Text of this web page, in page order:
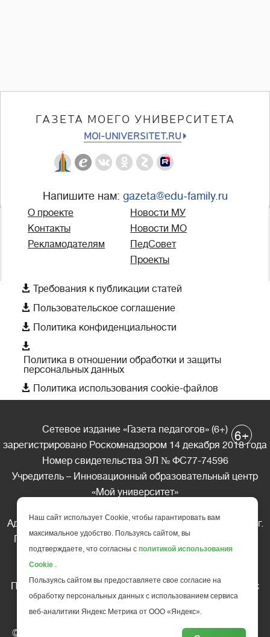
ГАЗЕТА МОЕГО УНИВЕРСИТЕТА
MOI-UNIVERSITET.RU
Напишите нам: gazeta@edu-family.ru
О проекте
Контакты
Рекламодателям
Новости МУ
Новости МО
ПедСовет
Проекты
 Требования к публикации статей
 Пользовательское соглашение
 Политика конфиденциальности

Политика в отношении обработки и защиты
персональных данных
 Политика использования cookie-файлов
Сетевое издание «Газета педагогов» (6+)
зарегистрировано Роскомнадзором 14 декабря 2018 года
Номер свидетельства ЭЛ № ФС77-74596
Учредитель – Инновационный образовательный центр
«Мой университет»
Адрес редакции: 185035 Россия, Республика Карелия, г.
Петрозаводск, ул. Фридриха Энгельса д.10, офис 211
Телефон редакции: +7 (499) 685-10-45
Перепечатка материалов газеты допускается только c
письменного разрешения редакции
Ссылка на «Газету педагогов» обязательна.
© АНО ДПО "Инновационный образовательный центр
6+
Наш сайт использует Cookie, чтобы гарантировать вам
максимальное удобство. Пользуясь сайтом, вы
подтверждаете, что согласны с политикой использования
Cookie .
Пользуясь сайтом вы предоставляете свое согласие на
обработку персональных данных с использованием сервиса
веб-аналитики Яндекс Метрика от ООО «Яндекс».